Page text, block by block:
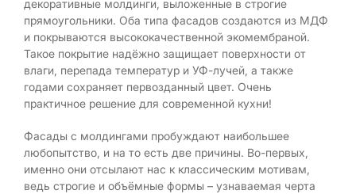
декоративные молдинги, выложенные в строгие
прямоугольники. Оба типа фасадов создаются из МДФ
и покрываются высококачественной экомембраной.
Такое покрытие надёжно защищает поверхности от
влаги, перепада температур и УФ-лучей, а также
годами сохраняет первозданный цвет. Очень
практичное решение для современной кухни!
Фасады с молдингами пробуждают наибольшее
любопытство, и на то есть две причины. Во-первых,
именно они отсылают нас к классическим мотивам,
ведь строгие и объёмные формы – узнаваемая черта